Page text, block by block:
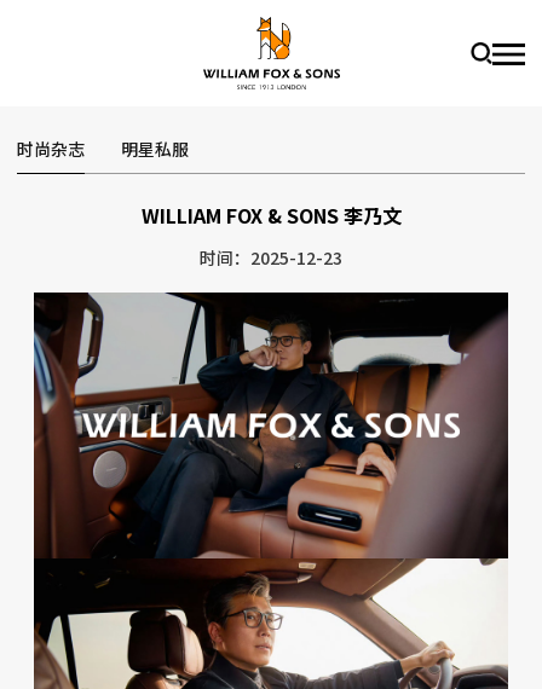
时尚杂志 明星私服
WILLIAM FOX & SONS 李乃文
时间：2025-12-23